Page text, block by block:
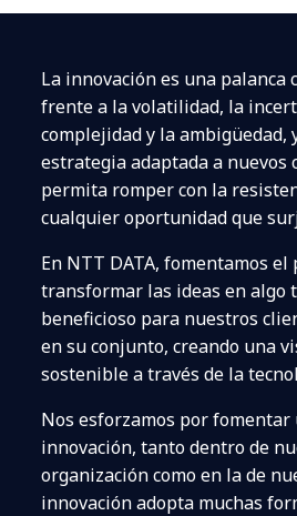
La innovación es una palanca
frente a la volatilidad, la
complejidad y la ambigüedad,
estrategia adaptada a nuevos
permita romper con la
cualquier oportunidad que
En NTT DATA, fomentamos el
transformar las ideas en algo
beneficioso para nuestros
en su conjunto, creando una
sostenible a través de la
Nos esforzamos por
innovación, tanto dentro de
organización como en la de
innovación adopta muchas